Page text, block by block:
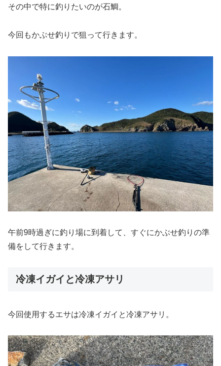
その中で特に釣りたいのが石鯛。
今回もかぶせ釣りで狙って行きます。
午前9時過ぎに釣り場に到着して、すぐにかぶせ釣りの準
備をして行きます。
冷凍イガイと冷凍アサリ
今回使用するエサは冷凍イガイと冷凍アサリ。